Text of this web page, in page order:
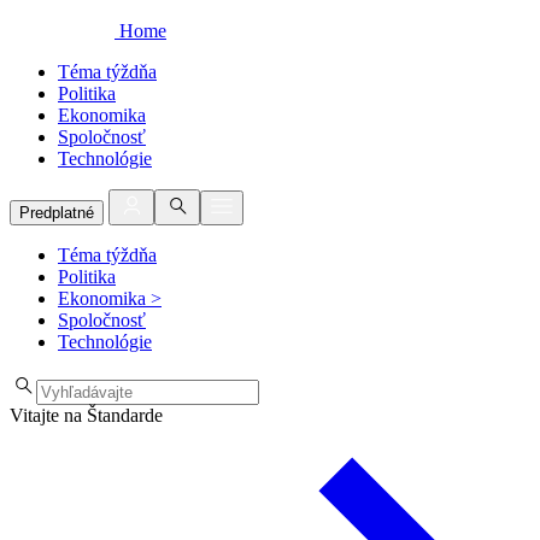
Home
Téma týždňa
Politika
Ekonomika
Spoločnosť
Technológie
Predplatné
Téma týždňa
Politika
Ekonomika >
Spoločnosť
Technológie
Vitajte na Štandarde